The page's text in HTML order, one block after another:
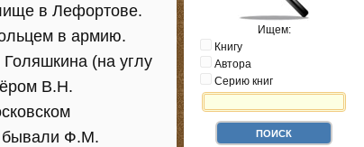
в Лефортове.
в армию.
(на углу
В.Н.
бывали Ф.М.
Ищем:
Книгу
Автора
Серию книг